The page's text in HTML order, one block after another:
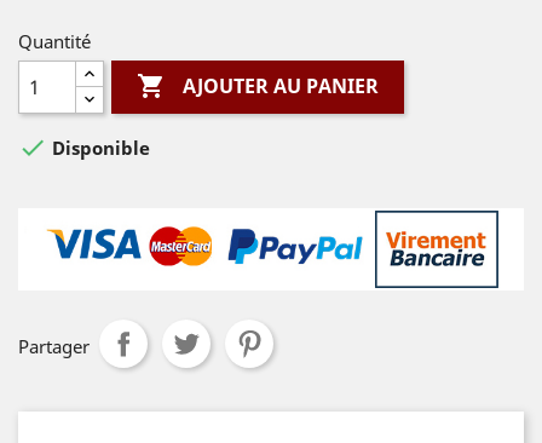
Quantité
 AJOUTER AU PANIER
 Disponible
Partager